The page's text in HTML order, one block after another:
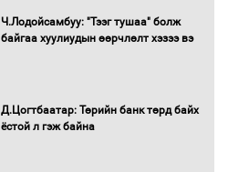
Монгол Улс “COP17”-д “Тал хээрийн
төлөвлөгөө”-гөө танилцуулна
16 төрлийн эмийг нэг эх үүсвэрээс
Ч.Лодойсамбуу: "Тээг тушаа" болж
байгаа хуулиудын өөрчлөлт хэзээ вэ
Д.Цогтбаатар: Төрийн банк төрд байх
ёстой л гэж байна